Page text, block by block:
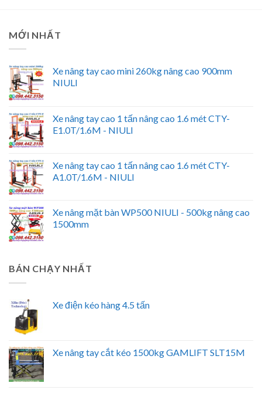
MỚI NHẤT
Xe nâng tay cao mini 260kg nâng cao 900mm
NIULI
Xe nâng tay cao 1 tấn nâng cao 1.6 mét CTY-
E1.0T/1.6M - NIULI
Xe nâng tay cao 1 tấn nâng cao 1.6 mét CTY-
A1.0T/1.6M - NIULI
Xe nâng mặt bàn WP500 NIULI - 500kg nâng cao
1500mm
BÁN CHẠY NHẤT
Xe điện kéo hàng 4.5 tấn
Xe nâng tay cắt kéo 1500kg GAMLIFT SLT15M